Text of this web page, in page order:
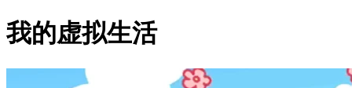
我的虚拟生活